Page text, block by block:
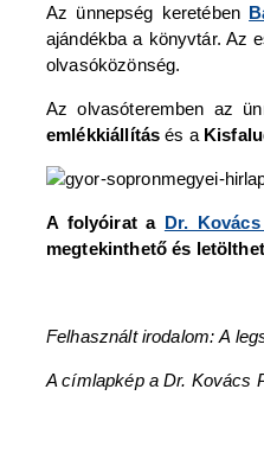
Az ünnepség keretében
ajándékba a könyvtár. Az
olvasóközönség.
Az olvasóteremben az
emlékkiállítás és a
A folyóirat a Dr.
megtekinthető és
Felhasznált irodalom: A
A címlapkép a Dr. Kovács